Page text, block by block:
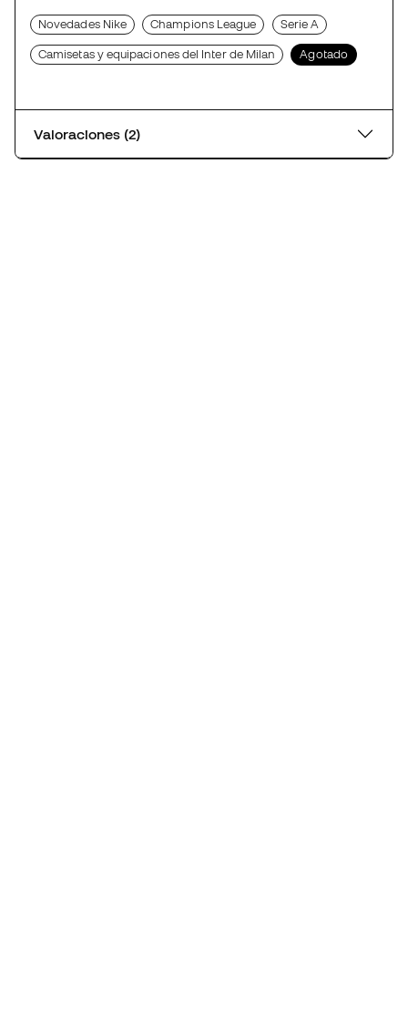
Novedades Nike Champions League Serie A
Camisetas y equipaciones del Inter de Milan Agotado
Valoraciones (2)